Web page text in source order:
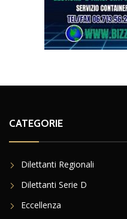
CATEGORIE
Dilettanti Regionali
Dilettanti Serie D
Eccellenza